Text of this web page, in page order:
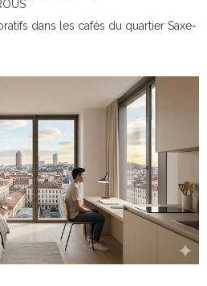
dans les cafés du quartier Saxe-